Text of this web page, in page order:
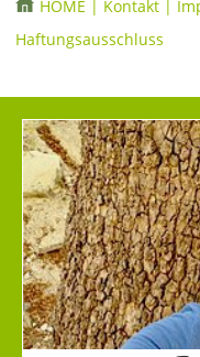
HOME | Kontakt |
Haftungsausschluss